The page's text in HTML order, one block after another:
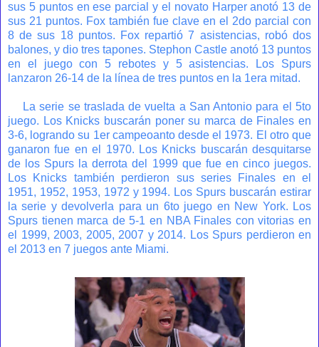
sus 5 puntos en ese parcial y el novato Harper anotó 13 de
sus 21 puntos. Fox también fue clave en el 2do parcial con
8 de sus 18 puntos. Fox repartió 7 asistencias, robó dos
balones, y dio tres tapones. Stephon Castle anotó 13 puntos
en el juego con 5 rebotes y 5 asistencias. Los Spurs
lanzaron 26-14 de la línea de tres puntos en la 1era mitad.
La serie se traslada de vuelta a San Antonio para el 5to
juego. Los Knicks buscarán poner su marca de Finales en
3-6, logrando su 1er campeoanto desde el 1973. El otro que
ganaron fue en el 1970. Los Knicks buscarán desquitarse
de los Spurs la derrota del 1999 que fue en cinco juegos.
Los Knicks también perdieron sus series Finales en el
1951, 1952, 1953, 1972 y 1994. Los Spurs buscarán estirar
la serie y devolverla para un 6to juego en New York. Los
Spurs tienen marca de 5-1 en NBA Finales con vitorias en
el 1999, 2003, 2005, 2007 y 2014. Los Spurs perdieron en
el 2013 en 7 juegos ante Miami.